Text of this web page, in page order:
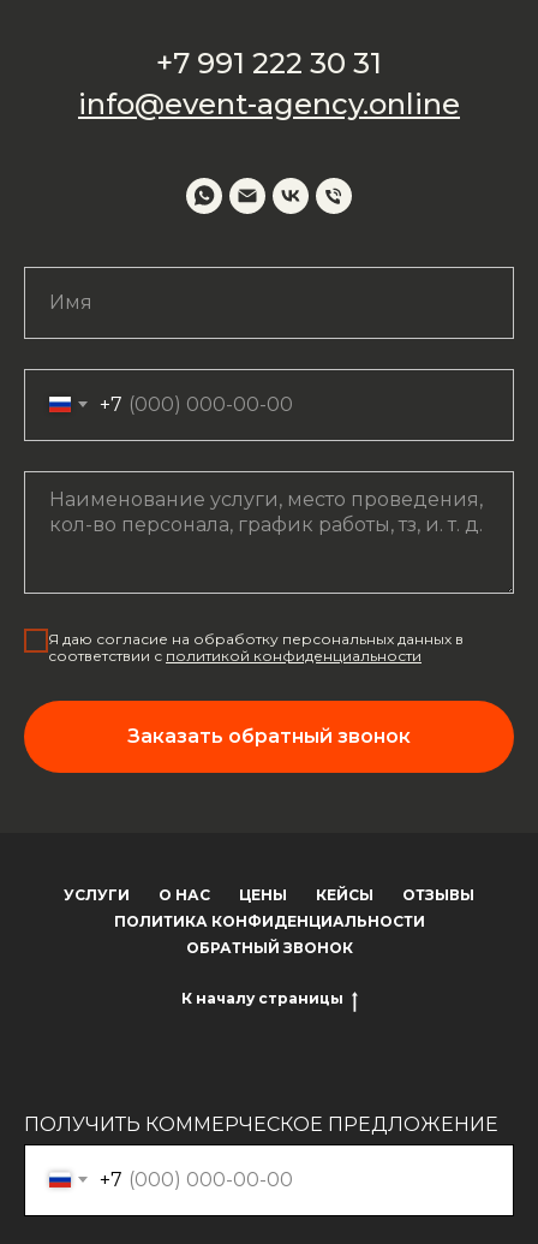
+7 991 222 30 31
info@event-agency.online
+7
Я даю согласие на обработку персональных данных в
соответствии с политикой конфиденциальности
Заказать обратный звонок
УСЛУГИ О НАС ЦЕНЫ КЕЙСЫ
ОТЗЫВЫ
ПОЛИТИКА КОНФИДЕНЦИАЛЬНОСТИ
ОБРАТНЫЙ ЗВОНОК
К началу страницы
ПОЛУЧИТЬ КОММЕРЧЕСКОЕ ПРЕДЛОЖЕНИЕ
+7